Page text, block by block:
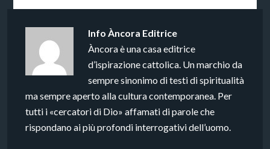
InfoÀncora Editrice
Àncora è una casa editrice
d’ispirazione cattolica. Un marchio da
sempre sinonimo di testi di spiritualità
ma sempre aperto alla cultura contemporanea. Per
tutti i «cercatori di Dio» affamati di parole che
rispondano ai più profondi interrogativi dell’uomo.